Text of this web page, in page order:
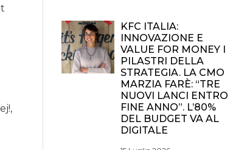
KFC ITALIA:
INNOVAZIONE E
VALUE FOR MONEY I
PILASTRI DELLA
STRATEGIA. LA CMO
MARZIA FARÈ: “TRE
NUOVI LANCI ENTRO
FINE ANNO”. L’80%
DEL BUDGET VA AL
DIGITALE